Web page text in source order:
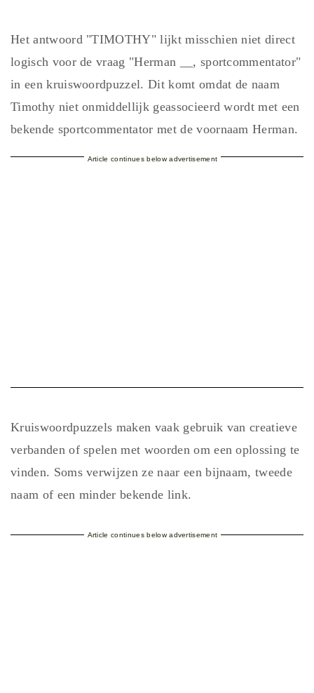
Het antwoord "TIMOTHY" lijkt misschien niet direct
logisch voor de vraag "Herman __, sportcommentator"
in een kruiswoordpuzzel. Dit komt omdat de naam
Timothy niet onmiddellijk geassocieerd wordt met een
bekende sportcommentator met de voornaam Herman.
Article continues below advertisement
Kruiswoordpuzzels maken vaak gebruik van creatieve
verbanden of spelen met woorden om een oplossing te
vinden. Soms verwijzen ze naar een bijnaam, tweede
naam of een minder bekende link.
Article continues below advertisement